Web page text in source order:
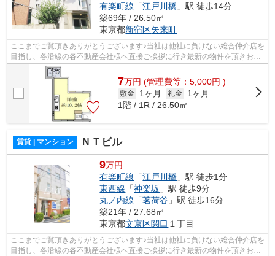
有楽町線 「江戸川橋 」駅 徒歩14分
築69年 / 26.50㎡
東京都新宿区矢来町
ここまでご覧頂きありがとうございます♪当社は他社に負けない総合仲介店を
目指し、各沿線の各不動産会社様へ直接ご挨拶に行き最新の物件を頂きお客
様へ提供しております！最新の情報は...
7万円 (管理費等：5,000円 )
敷金 1ヶ月 礼金
1ヶ月
1階 / 1R / 26.50㎡
賃貸 | マンション ＮＴビル
9万円
有楽町線 「江戸川橋 」駅 徒歩1分
東西線 「神楽坂 」駅 徒歩9分
丸ノ内線 「茗荷谷 」駅 徒歩16分
築21年 / 27.68㎡
東京都文京区関口 １丁目
ここまでご覧頂きありがとうございます♪当社は他社に負けない総合仲介店を
目指し、各沿線の各不動産会社様へ直接ご挨拶に行き最新の物件を頂きお客